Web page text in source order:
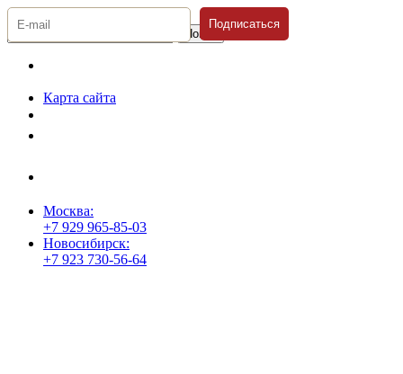
Подписаться
Карта сайта
Москва:
+7 929 965-85-03
Новосибирск:
+7 923 730-56-64